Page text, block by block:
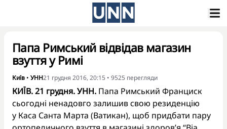
Папа Римський відвідав магазин
взуття у Римі
Київ • УНН21 грудня 2016, 20:15 • 9525 перегляди
КИЇВ. 21 грудня. УНН. Папа Римський Франциск
сьогодні ненадовго залишив свою резиденцію
у Каса Санта Марта (Ватикан), щоб придбати пару